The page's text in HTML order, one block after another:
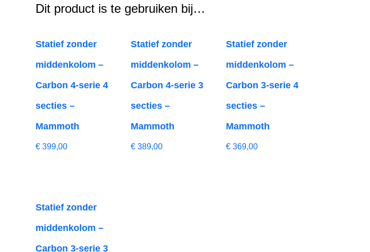
Dit product is te gebruiken bij…
Statief zonder
middenkolom –
Carbon 4-serie 4
secties –
Mammoth
€ 399,00
Statief zonder
middenkolom –
Carbon 4-serie 3
secties –
Mammoth
€ 389,00
Statief zonder
middenkolom –
Carbon 3-serie 4
secties –
Mammoth
€ 369,00
Statief zonder
middenkolom –
Carbon 3-serie 3